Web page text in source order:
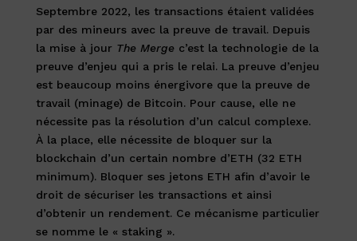
Septembre 2022, les transactions étaient validées
par des mineurs avec la preuve de travail. Depuis
la mise à jour The Merge c’est la technologie de la
preuve d’enjeu qui a pris le relai. La preuve d’enjeu
est beaucoup moins énergivore que la preuve de
travail (minage) de Bitcoin. Pour cause, elle ne
nécessite pas la résolution d’un calcul complexe.
À la place, elle nécessite de bloquer sur la
blockchain d’un certain nombre d’ETH (32 ETH
minimum). Bloquer ses jetons ETH afin d’avoir le
droit de sécuriser les transactions et ainsi
d’obtenir un rendement. Ce mécanisme particulier
se nomme le « staking ».